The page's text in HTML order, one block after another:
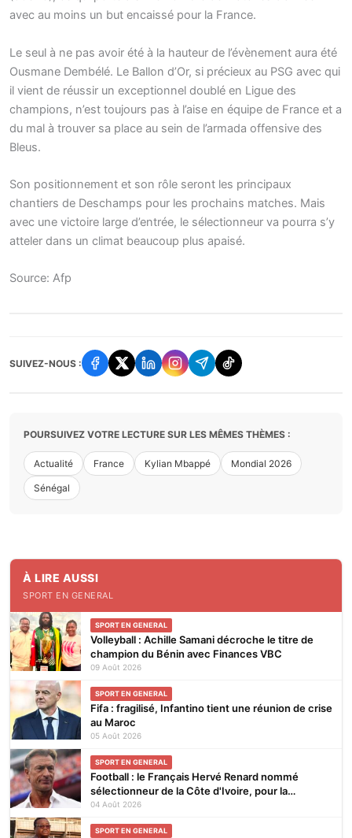
avec au moins un but encaissé pour la France.
Le seul à ne pas avoir été à la hauteur de l’évènement aura été
Ousmane Dembélé. Le Ballon d’Or, si précieux au PSG avec qui
il vient de réussir un exceptionnel doublé en Ligue des
champions, n’est toujours pas à l’aise en équipe de France et a
du mal à trouver sa place au sein de l’armada offensive des
Bleus.
Son positionnement et son rôle seront les principaux
chantiers de Deschamps pour les prochains matches. Mais
avec une victoire large d’entrée, le sélectionneur va pourra s’y
atteler dans un climat beaucoup plus apaisé.
Source: Afp
SUIVEZ-NOUS :
POURSUIVEZ VOTRE LECTURE SUR LES MÊMES THÈMES :
Actualité France Kylian Mbappé Mondial 2026
Sénégal
À LIRE AUSSI
SPORT EN GENERAL
SPORT EN GENERAL
Volleyball : Achille Samani décroche le titre de
champion du Bénin avec Finances VBC
09 Août 2026
SPORT EN GENERAL
Fifa : fragilisé, Infantino tient une réunion de crise
au Maroc
05 Août 2026
SPORT EN GENERAL
Football : le Français Hervé Renard nommé
sélectionneur de la Côte d'Ivoire, pour la
seconde fois
04 Août 2026
SPORT EN GENERAL